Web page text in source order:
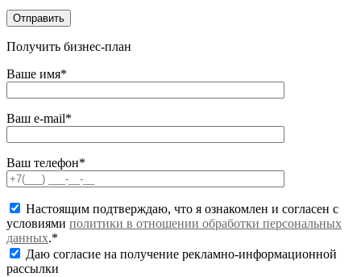
Получить бизнес-план
Ваше имя*
Ваш e-mail*
Ваш телефон*
Настоящим подтверждаю, что я ознакомлен и согласен с
условиями политики в отношении обработки персональных
данных.*
Даю согласие на получение рекламно-информационной
рассылки